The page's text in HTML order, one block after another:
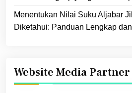
Menentukan Nilai Suku Aljabar
Diketahui: Panduan Lengkap
Website Media Partner